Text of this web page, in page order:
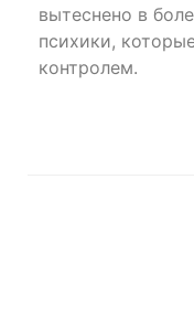
вытеснено в
психики,
контролем.